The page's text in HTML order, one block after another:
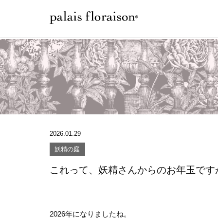
2026.01.29
妖精の庭
これって、妖精さんからのお年玉です
2026年になりましたね。